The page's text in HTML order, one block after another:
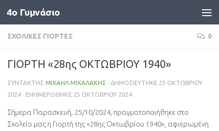
Skip to content
4o Γυμνάσιο
ΣΧΟΛΙΚΈΣ ΓΙΟΡΤΈΣ 0
ΓΙΟΡΤΗ «28ης ΟΚΤΩΒΡΙΟΥ 1940»
ΣΥΝΤΆΚΤΗΣ ΜΙΧΑΉΛ ΜΙΧΑΛΆΚΗΣ · ΔΗΜΟΣΙΕΎΤΗΚΕ 25 ΟΚΤΩΒΡΊΟΥ
2024 · ΕΝΗΜΕΡΏΘΗΚΕ 25 ΟΚΤΩΒΡΊΟΥ 2024
Σήμερα Παρασκευή, 25/10/2024, πραγματοποιήθηκε στο
Σχολείο μας η Γιορτή της «28ης Οκτωβρίου 1940», αφιερωμένη